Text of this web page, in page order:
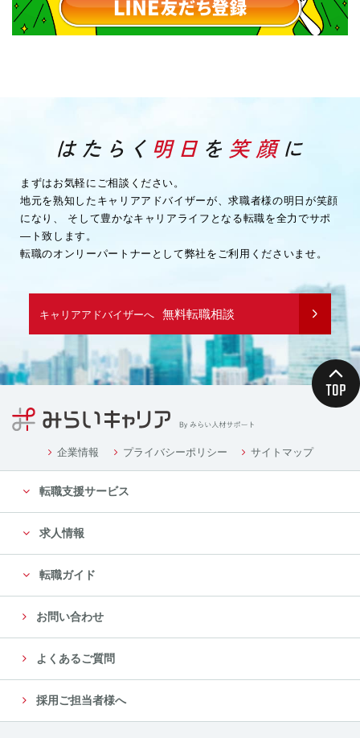
まずはお気軽にご相談ください。
地元を熟知したキャリアアドバイザーが、求職者様の明日が笑顔
になり、
そして豊かなキャリアライフとなる転職を全力でサポ
―ト致します。
転職のオンリーパートナーとして弊社をご利用くださいませ。
キャリアアドバイザーへ 無料転職相談
企業情報 プライバシーポリシー サイトマップ
転職支援サービス
求人情報
転職ガイド
お問い合わせ
よくあるご質問
採用ご担当者様へ